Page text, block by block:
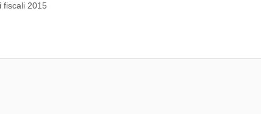
fiscali 2015